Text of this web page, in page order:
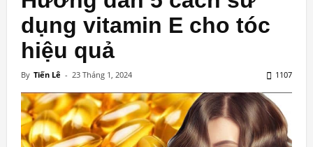
dụng vitamin E cho tóc
hiệu quả
By Tiến Lê - 23 Tháng 1, 2024 1107